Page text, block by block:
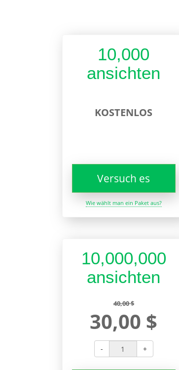
10,000
ansichten
KOSTENLOS
Versuch es
Wie wählt man ein Paket aus?
10,000,000
ansichten
40,00 $
30,00 $
- +